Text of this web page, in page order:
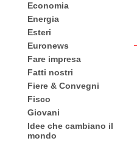
Economia
Energia
Esteri
Euronews
Fare impresa
Fatti nostri
Fiere & Convegni
Fisco
Giovani
Idee che cambiano il
mondo